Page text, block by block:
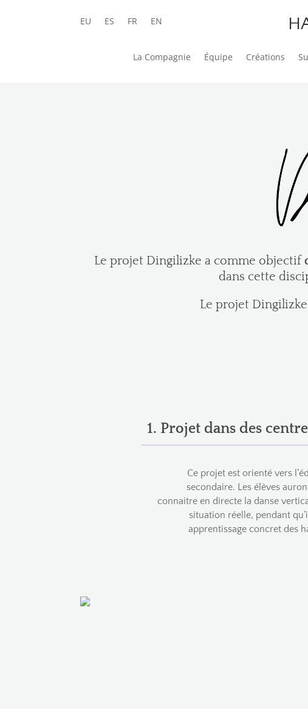
EU ES FR EN
La Compagnie Équipe Créations
Le projet Dingilizke a comme objectif
dans cette
Le projet
1. Projet dans des
Ce projet est orienté vers
secondaire. Les élèves
connaitre en directe la danse
situation réelle, pendant
apprentissage concret des